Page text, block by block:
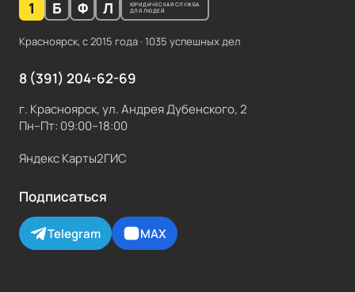
1 Б Ф Л
ЮРИДИЧЕСКАЯ СЛУЖБА
ДЛЯ ЛЮДЕЙ
Красноярск, с2015 года · 1035 успешных дел
8 (391) 204-62-69
г. Красноярск, ул. Андрея Дубенского, 2
Пн–Пт: 09:00–18:00
Яндекс Карты2ГИС
Подписаться
Telegram MAX